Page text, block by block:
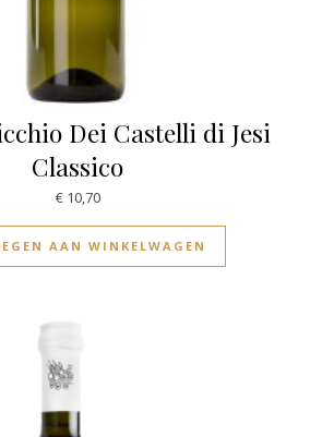
Dei Castelli di Jesi
Classico
€10,70
AAN WINKELWAGEN